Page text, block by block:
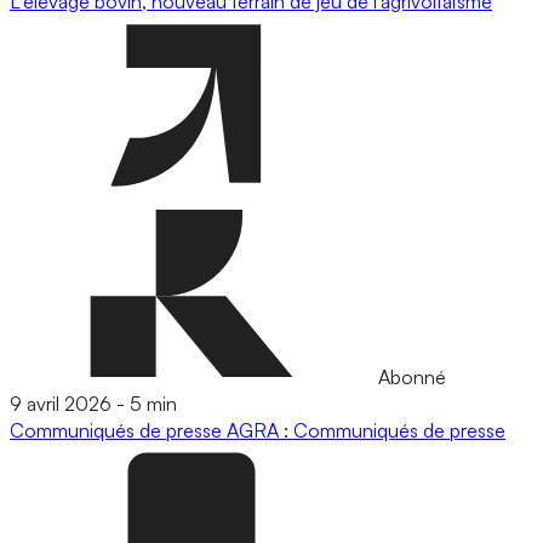
Abonné
9 avril 2026 - 5 min
Communiqués de presse AGRA : Communiqués de presse